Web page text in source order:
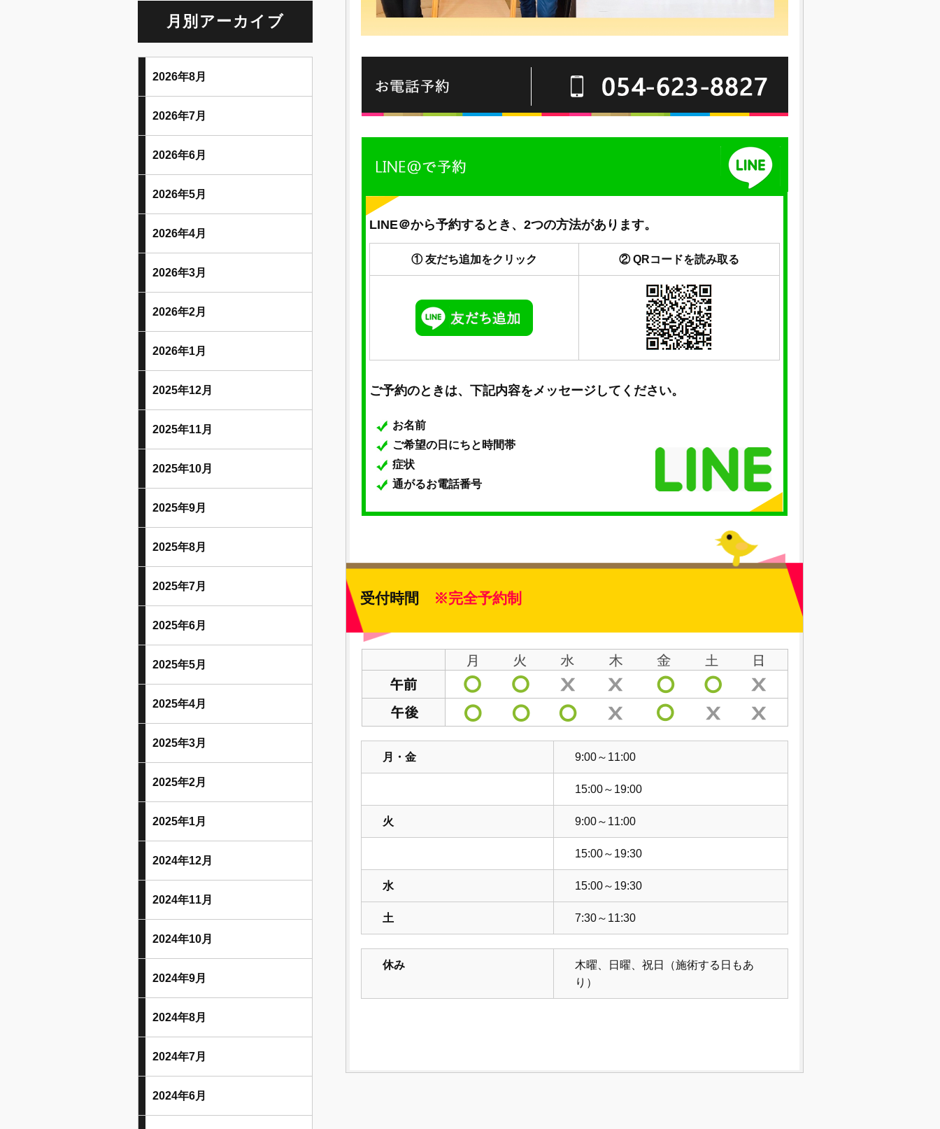
LINE＠から予約するとき、2つの方法があります。
① 友だち追加をクリック ② QRコードを読み取る
ご予約のときは、下記内容をメッセージしてください。
お名前
ご希望の日にちと時間帯
症状
通がるお電話番号
受付時間 ※完全予約制
月・金 9:00～11:00
15:00～19:00
火 9:00～11:00
15:00～19:30
水 15:00～19:30
土 7:30～11:30
休み
木曜、日曜、祝日（施術する日もあ
り）
月別アーカイブ
2026年8月
2026年7月
2026年6月
2026年5月
2026年4月
2026年3月
2026年2月
2026年1月
2025年12月
2025年11月
2025年10月
2025年9月
2025年8月
2025年7月
2025年6月
2025年5月
2025年4月
2025年3月
2025年2月
2025年1月
2024年12月
2024年11月
2024年10月
2024年9月
2024年8月
2024年7月
2024年6月